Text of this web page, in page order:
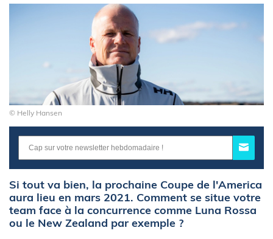
© Helly Hansen
Si tout va bien, la prochaine Coupe de l'America
aura lieu en mars 2021. Comment se situe votre
team face à la concurrence comme Luna Rossa
ou le New Zealand par exemple ?